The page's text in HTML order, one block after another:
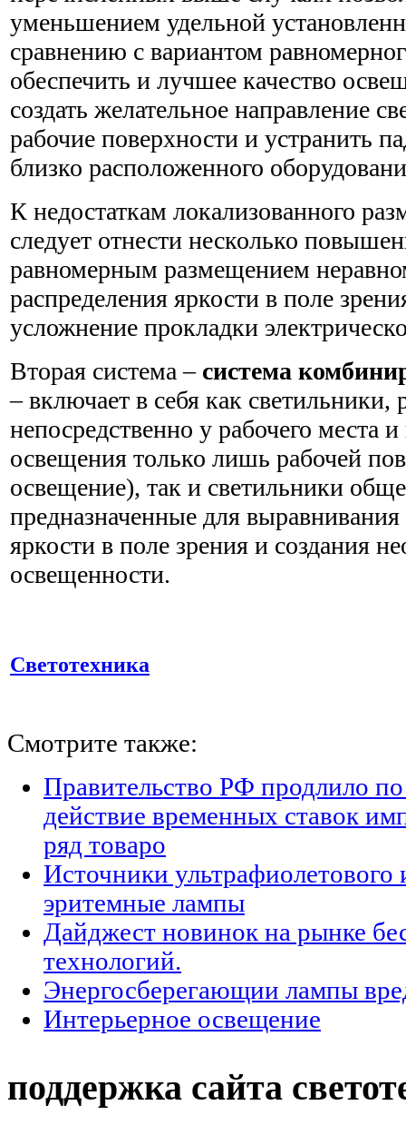
уменьшением удельной
сравнению с вариантом
обеспечить и лучшее качество
создать желательное направление
рабочие поверхности и устранить
близко расположенного
К недостаткам локализованного
следует отнести несколько
равномерным размещением
распределения яркости в поле
усложнение прокладки
Вторая система – система
– включает в себя как светильники,
непосредственно у рабочего места
освещения только лишь рабочей
освещение), так и светильники
предназначенные для выравнивания
яркости в поле зрения и создания
освещенности.
Светотехника
Смотрите также:
Правительство РФ продлило
действие временных ставок
ряд товаро
Источники ультрафиолетового
эритемные лампы
Дайджест новинок на рынке
технологий.
Энергосберегающии лампы
Интерьерное освещение
поддержка сайта